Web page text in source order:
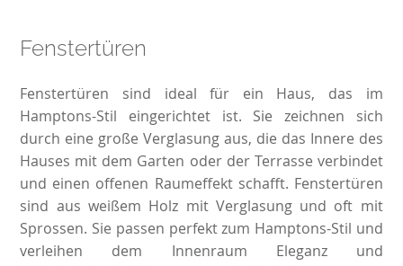
Fenstertüren
Fenstertüren sind ideal für ein Haus, das im
Hamptons-Stil eingerichtet ist. Sie zeichnen sich
durch eine große Verglasung aus, die das Innere des
Hauses mit dem Garten oder der Terrasse verbindet
und einen offenen Raumeffekt schafft. Fenstertüren
sind aus weißem Holz mit Verglasung und oft mit
Sprossen. Sie passen perfekt zum Hamptons-Stil und
verleihen dem Innenraum Eleganz und